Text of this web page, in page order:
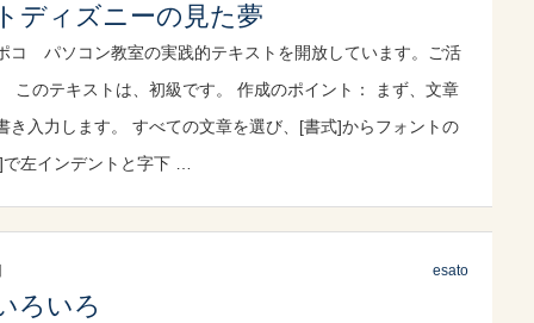
ディズニーの見た夢
コ パソコン教室の実践的テキストを開放しています。ご活
このテキストは、初級です。 作成のポイント： まず、文章
き入力します。 すべての文章を選び、[書式]からフォントの
左インデントと字下 …
esato
ろいろ